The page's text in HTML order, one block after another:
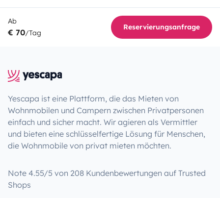
Ab
€ 70/Tag
Reservierungsanfrage
Yescapa ist eine Plattform, die das Mieten von
Wohnmobilen und Campern zwischen Privatpersonen
einfach und sicher macht. Wir agieren als Vermittler
und bieten eine schlüsselfertige Lösung für Menschen,
die Wohnmobile von privat mieten möchten.
Note 4.55/5 von 208 Kundenbewertungen auf Trusted
Shops